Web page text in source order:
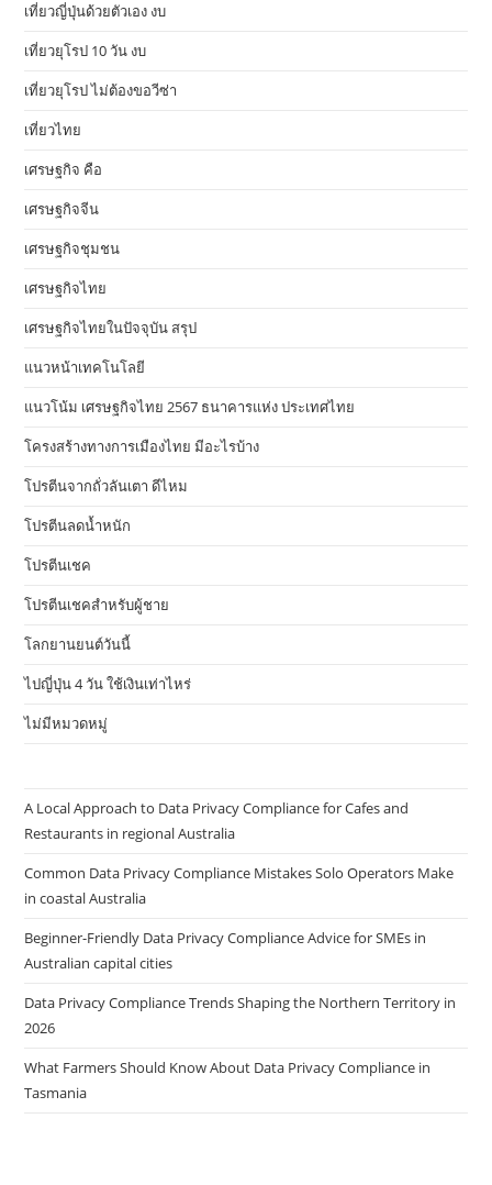
เที่ยวญี่ปุ่นด้วยตัวเอง งบ
เที่ยวยุโรป 10 วัน งบ
เที่ยวยุโรป ไม่ต้องขอวีซ่า
เที่ยวไทย
เศรษฐกิจ คือ
เศรษฐกิจจีน
เศรษฐกิจชุมชน
เศรษฐกิจไทย
เศรษฐกิจไทยในปัจจุบัน สรุป
แนวหน้าเทคโนโลยี
แนวโน้ม เศรษฐกิจไทย 2567 ธนาคารแห่ง ประเทศไทย
โครงสร้างทางการเมืองไทย มีอะไรบ้าง
โปรตีนจากถั่วลันเตา ดีไหม
โปรตีนลดน้ำหนัก
โปรตีนเชค
โปรตีนเชคสำหรับผู้ชาย
โลกยานยนต์วันนี้
ไปญี่ปุ่น 4 วัน ใช้เงินเท่าไหร่
ไม่มีหมวดหมู่
A Local Approach to Data Privacy Compliance for Cafes and
Restaurants in regional Australia
Common Data Privacy Compliance Mistakes Solo Operators Make
in coastal Australia
Beginner-Friendly Data Privacy Compliance Advice for SMEs in
Australian capital cities
Data Privacy Compliance Trends Shaping the Northern Territory in
2026
What Farmers Should Know About Data Privacy Compliance in
Tasmania